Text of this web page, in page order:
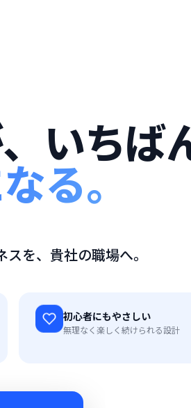
いちば
る。
を、貴社の職場へ。
初心者にもやさしい
無理なく楽しく続けられる設計